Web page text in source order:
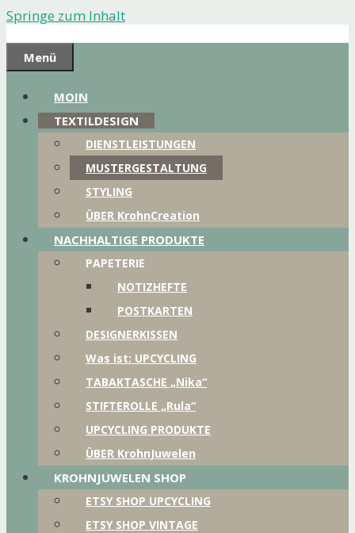
Springe zum Inhalt
Menü
MOIN
TEXTILDESIGN
DIENSTLEISTUNGEN
MUSTERGESTALTUNG
STYLING
ÜBER KrohnCreation
NACHHALTIGE PRODUKTE
PAPETERIE
NOTIZHEFTE
POSTKARTEN
DESIGNERKISSEN
Was ist: UPCYCLING
TABAKTASCHE „Nika“
STIFTEROLLE „Rula“
UPCYCLING PRODUKTE
ÜBER KrohnJuwelen
KROHNJUWELEN SHOP
ETSY SHOP UPCYCLING
ETSY SHOP VINTAGE